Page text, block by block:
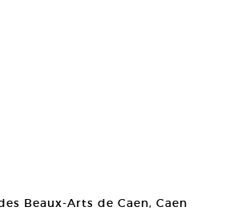
Beaux-Arts de Caen, Caen